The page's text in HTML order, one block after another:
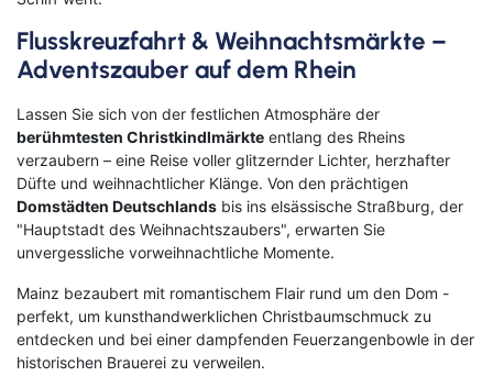
Flusskreuzfahrt & Weihnachtsmärkte –
Adventszauber auf dem Rhein
Lassen Sie sich von der festlichen Atmosphäre der
berühmtesten Christkindlmärkte entlang des Rheins
verzaubern – eine Reise voller glitzernder Lichter, herzhafter
Düfte und weihnachtlicher Klänge. Von den prächtigen
Domstädten Deutschlands bis ins elsässische Straßburg, der
"Hauptstadt des Weihnachtszaubers", erwarten Sie
unvergessliche vorweihnachtliche Momente.
Mainz bezaubert mit romantischem Flair rund um den Dom -
perfekt, um kunsthandwerklichen Christbaumschmuck zu
entdecken und bei einer dampfenden Feuerzangenbowle in der
historischen Brauerei zu verweilen.